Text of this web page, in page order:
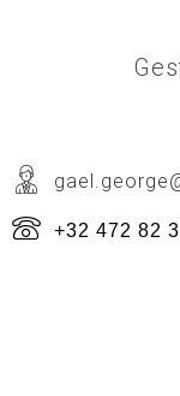
+32 472 82